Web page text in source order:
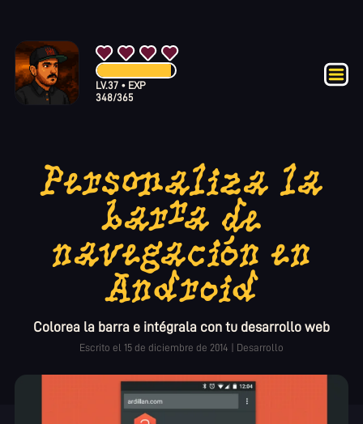
LV.37 •EXP
348/365
Personaliza la
barra de
navegación en
Android
Colorea la barra e intégrala con tu desarrollo web
Escrito el 15 de diciembre de 2014 | Desarrollo